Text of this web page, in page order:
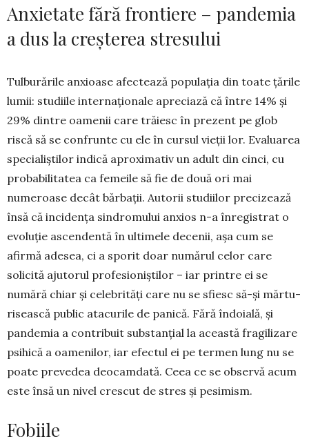
Anxietate fără frontiere – pandemia
a dus la creșterea stresului
Tulburările anxioase afectează populația din toate țările
lumii: studiile internaționale apreciază că între 14% și
29% dintre oamenii care trăiesc în prezent pe glob
riscă să se confrunte cu ele în cursul vieții lor. Evaluarea
specialiștilor indică aproximativ un adult din cinci, cu
probabilitatea ca femeile să fie de două ori mai
numeroase decât bărbații. Autorii studiilor precizează
însă că inci­dența sindromului anxios n-a înregistrat o
evoluție ascendentă în ultimele decenii, așa cum se
afirmă adesea, ci a sporit doar numărul celor care
solicită ajutorul profesioniștilor – iar printre ei se
numără chiar și celebrități care nu se sfiesc să-și mărtu­
risească public atacurile de panică. Fără îndoială, și
pandemia a contribuit substanțial la această fra­gilizare
psihică a oamenilor, iar efectul ei pe ter­men lung nu se
poate prevedea deocamdată. Ceea ce se observă acum
este însă un nivel crescut de stres și pesimism.
Fobiile